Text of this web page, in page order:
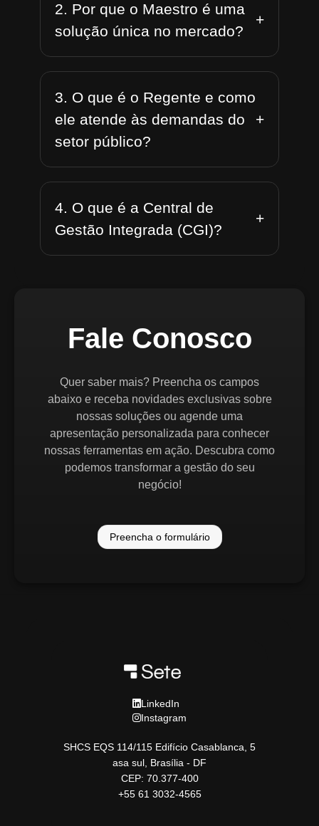
2. Por que o Maestro é uma
solução única no mercado?
+
3. O que é o Regente e como
ele atende às demandas do
setor público?
+
4. O que é a Central de
Gestão Integrada (CGI)?
+
Fale Conosco
Quer saber mais? Preencha os campos
abaixo e receba novidades exclusivas sobre
nossas soluções ou agende uma
apresentação personalizada para conhecer
nossas ferramentas em ação. Descubra como
podemos transformar a gestão do seu
negócio!
Preencha o formulário
LinkedIn
Instagram
SHCS EQS 114/115 Edifício Casablanca, 5
asa sul, Brasília - DF
CEP: 70.377-400
+55 61 3032-4565